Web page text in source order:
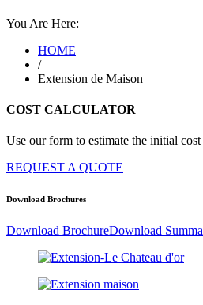
You Are Here:
HOME
/
Extension de Maison
COST CALCULATOR
Use our form to estimate the initial
REQUEST A QUOTE
Download Brochures
Download BrochureDownload